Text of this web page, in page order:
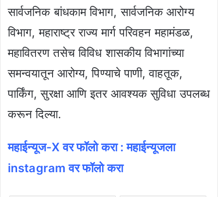
सार्वजनिक बांधकाम विभाग, सार्वजनिक आरोग्य
विभाग, महाराष्ट्र राज्य मार्ग परिवहन महामंडळ,
महावितरण तसेच विविध शासकीय विभागांच्या
समन्वयातून आरोग्य, पिण्याचे पाणी, वाहतूक,
पार्किंग, सुरक्षा आणि इतर आवश्यक सुविधा उपलब्ध
करून दिल्या.
महाईन्यूज-X वर फॉलो करा :महाईन्यूजला
instagram वर फॉलो करा